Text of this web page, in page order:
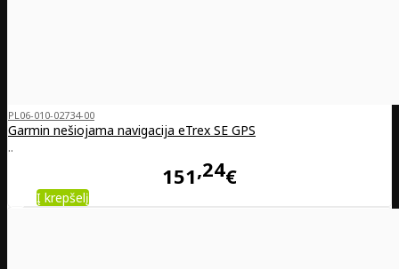
PL06-010-02734-00
Garmin nešiojama navigacija eTrex SE GPS
..
151 24€
Į krepšelį